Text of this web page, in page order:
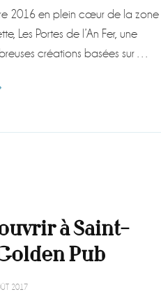
2016 en plein cœur de la zone
Les Portes de l’An Fer, une
créations basées sur …
à Saint-
Pub
2017